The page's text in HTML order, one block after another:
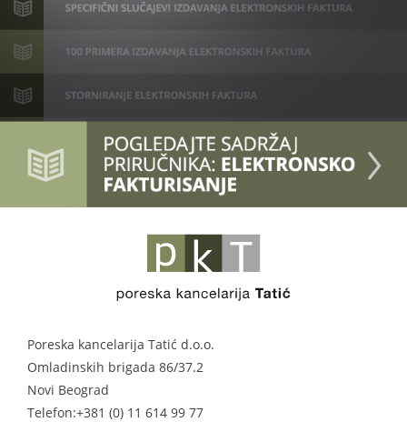
Poreska kancelarija Tatić d.o.o.
Omladinskih brigada 86/37.2
Novi Beograd
Telefon:+381 (0) 11 614 99 77